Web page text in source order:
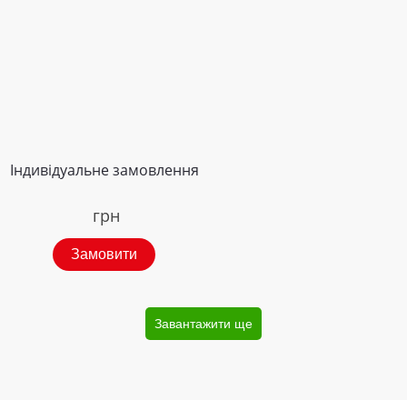
Індивідуальне замовлення
грн
Замовити
Завантажити ще